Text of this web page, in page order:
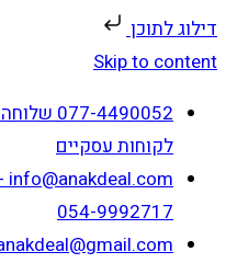
דילוג לתוכן
Skip to content
לקוחות עסקיים
054-9992717